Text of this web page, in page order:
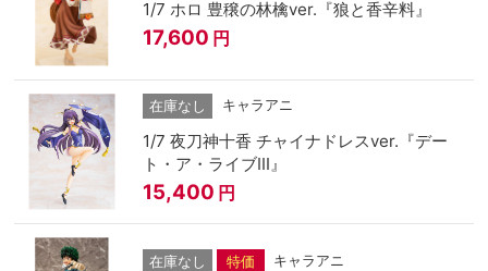
1/7 ホロ 豊穣の林檎ver.『狼と香辛料』
17,600 円
在庫なし キャラアニ
1/7 夜刀神十香 チャイナドレスver.『デー
ト・ア・ライブⅢ』
15,400 円
在庫なし 特価 キャラアニ